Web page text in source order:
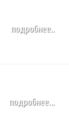
подробнее..
подробнее...